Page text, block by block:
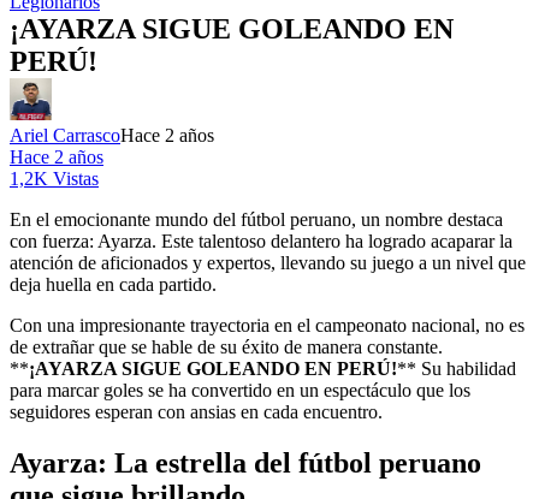
¡AYARZA SIGUE GOLEANDO EN
PERÚ!
Ariel CarrascoHace 2 años
Hace 2 años
1,2K Vistas
En el emocionante mundo del fútbol peruano, un nombre destaca
con fuerza: Ayarza. Este talentoso delantero ha logrado acaparar la
atención de aficionados y expertos, llevando su juego a un nivel que
deja huella en cada partido.
Con una impresionante trayectoria en el campeonato nacional, no es
de extrañar que se hable de su éxito de manera constante.
**¡AYARZA SIGUE GOLEANDO EN PERÚ!** Su habilidad
para marcar goles se ha convertido en un espectáculo que los
seguidores esperan con ansias en cada encuentro.
Ayarza: La estrella del fútbol peruano